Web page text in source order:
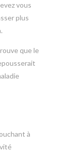
vous
plus
que le
à